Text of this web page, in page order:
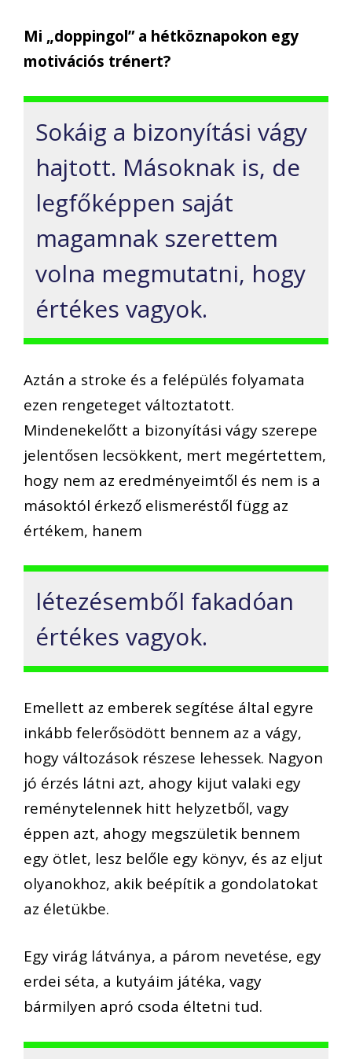
Mi „doppingol” a hétköznapokon egy
motivációs trénert?
Sokáig a bizonyítási vágy
hajtott. Másoknak is, de
legfőképpen saját
magamnak szerettem
volna megmutatni, hogy
értékes vagyok.
Aztán a stroke és a felépülés folyamata
ezen rengeteget változtatott.
Mindenekelőtt a bizonyítási vágy szerepe
jelentősen lecsökkent, mert megértettem,
hogy nem az eredményeimtől és nem is a
másoktól érkező elismeréstől függ az
értékem, hanem
létezésemből fakadóan
értékes vagyok.
Emellett az emberek segítése által egyre
inkább felerősödött bennem az a vágy,
hogy változások részese lehessek. Nagyon
jó érzés látni azt, ahogy kijut valaki egy
reménytelennek hitt helyzetből, vagy
éppen azt, ahogy megszületik bennem
egy ötlet, lesz belőle egy könyv, és az eljut
olyanokhoz, akik beépítik a gondolatokat
az életükbe.
Egy virág látványa, a párom nevetése, egy
erdei séta, a kutyáim játéka, vagy
bármilyen apró csoda éltetni tud.